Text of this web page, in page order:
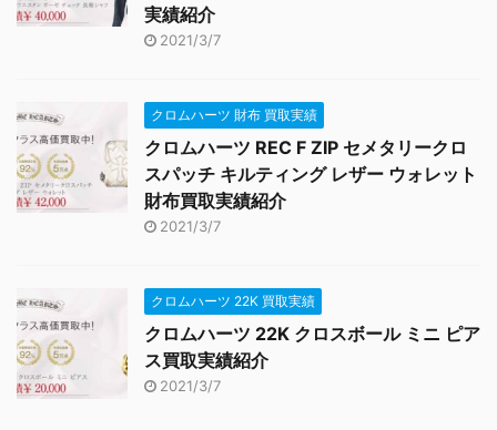
実績紹介
2021/3/7
クロムハーツ 財布 買取実績
クロムハーツ REC F ZIP セメタリークロ
スパッチ キルティング レザー ウォレット
財布買取実績紹介
2021/3/7
クロムハーツ 22K 買取実績
クロムハーツ 22K クロスボール ミニ ピア
ス買取実績紹介
2021/3/7